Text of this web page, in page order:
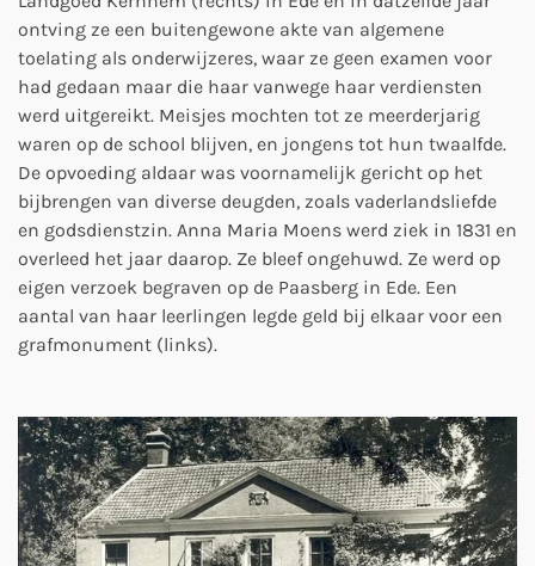
Landgoed Kernhem (rechts) in Ede en in datzelfde jaar
ontving ze een buitengewone akte van algemene
toelating als onderwijzeres, waar ze geen examen voor
had gedaan maar die haar vanwege haar verdiensten
werd uitgereikt. Meisjes mochten tot ze meerderjarig
waren op de school blijven, en jongens tot hun twaalfde.
De opvoeding aldaar was voornamelijk gericht op het
bijbrengen van diverse deugden, zoals vaderlandsliefde
en godsdienstzin. Anna Maria Moens werd ziek in 1831 en
overleed het jaar daarop. Ze bleef ongehuwd. Ze werd op
eigen verzoek begraven op de Paasberg in Ede. Een
aantal van haar leerlingen legde geld bij elkaar voor een
grafmonument (links).